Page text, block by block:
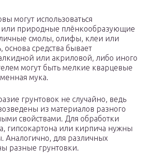
могут использоваться
или природные плёнкообразующие
смолы, олифы, клеи или
основа средства бывает
или акриловой, либо иного
могут быть мелкие кварцевые
мука.
грунтовок не случайно, ведь
из материалов разного
свойствами. Для обработки
гипсокартона или кирпича нужны
Аналогично, для различных
разные грунтовки.